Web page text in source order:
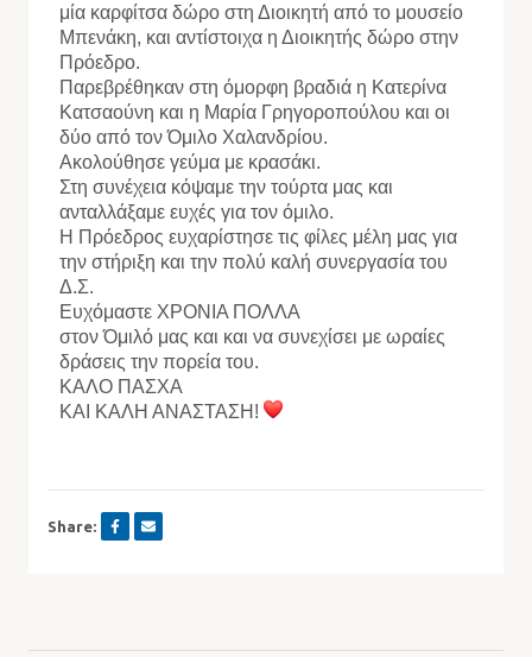
μία καρφίτσα δώρο στη Διοικητή από το μουσείο
Μπενάκη, και αντίστοιχα η Διοικητής δώρο στην
Πρόεδρο.
Παρεβρέθηκαν στη όμορφη βραδιά η Κατερίνα
Κατσαούνη και η Μαρία Γρηγοροπούλου και οι
δύο από τον Όμιλο Χαλανδρίου.
Ακολούθησε γεύμα με κρασάκι.
Στη συνέχεια κόψαμε την τούρτα μας και
ανταλλάξαμε ευχές για τον όμιλο.
Η Πρόεδρος ευχαρίστησε τις φίλες μέλη μας για
την στήριξη και την πολύ καλή συνεργασία του
Δ.Σ.
Ευχόμαστε ΧΡΟΝΙΑ ΠΟΛΛΑ
στον Όμιλό μας και και να συνεχίσει με ωραίες
δράσεις την πορεία του.
ΚΑΛΟ ΠΑΣΧΑ
ΚΑΙ ΚΑΛΗ ΑΝΑΣΤΑΣΗ!
Share: